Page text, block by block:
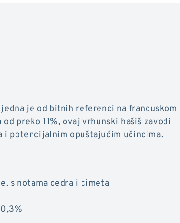
jedna je od bitnih referenci na francuskom
preko 11%, ovaj vrhunski hašiš zavodi
i potencijalnim opuštajućim učincima.
s notama cedra i cimeta